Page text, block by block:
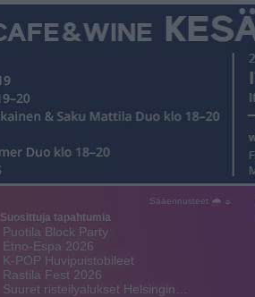
Sääennusteet 🌧 ☼
Suosittuja tapahtumia
Puotila Block Party
Etno-Espa 2026
K-POP Huvipuistobileet
Rastila Fest 2026
Suuret risteilyalukset Helsingin…